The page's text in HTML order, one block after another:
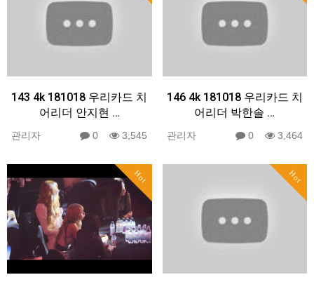
143 4k 181018 우리카드 치
어리더 안지현 …
관리자 0 3,545
146 4k 181018 우리카드 치
어리더 박한솔 …
관리자 0 3,464
Hot Hot